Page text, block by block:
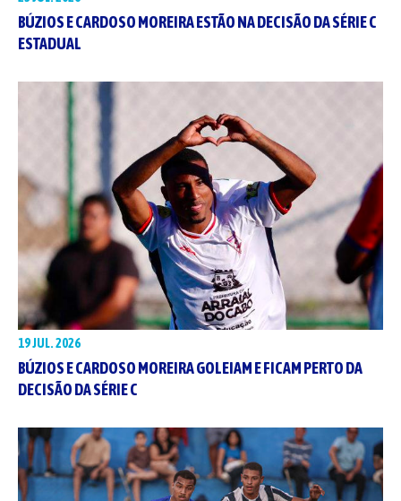
BÚZIOS E CARDOSO MOREIRA ESTÃO NA DECISÃO DA SÉRIE C
ESTADUAL
19 JUL. 2026
BÚZIOS E CARDOSO MOREIRA GOLEIAM E FICAM PERTO DA
DECISÃO DA SÉRIE C